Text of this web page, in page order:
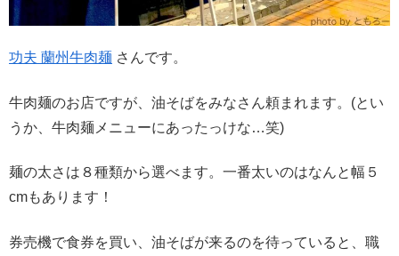
功夫 蘭州牛肉麺 さんです。
牛肉麺のお店ですが、油そばをみなさん頼まれます。(とい
うか、牛肉麺メニューにあったっけな…笑)
麺の太さは８種類から選べます。一番太いのはなんと幅５
cmもあります！
券売機で食券を買い、油そばが来るのを待っていると、職